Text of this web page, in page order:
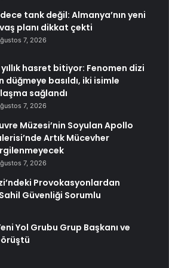
tank değil: Almanya’nın yeni
planı dikkat çekti
7, 2026
yıllık hasret bitiyor: Fenomen dizi
düğmeye basıldı, iki isimle
sağlandı
7, 2026
Müzesi’nin Soyulan Apollo
Artık Mücevher
7, 2026
Provokasyonlardan
Güvenliği Sorumlu
Yol Grubu Grup Başkanı ve